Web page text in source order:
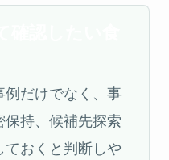
例だけでなく、事
持、候補先探索
おくと判断しや